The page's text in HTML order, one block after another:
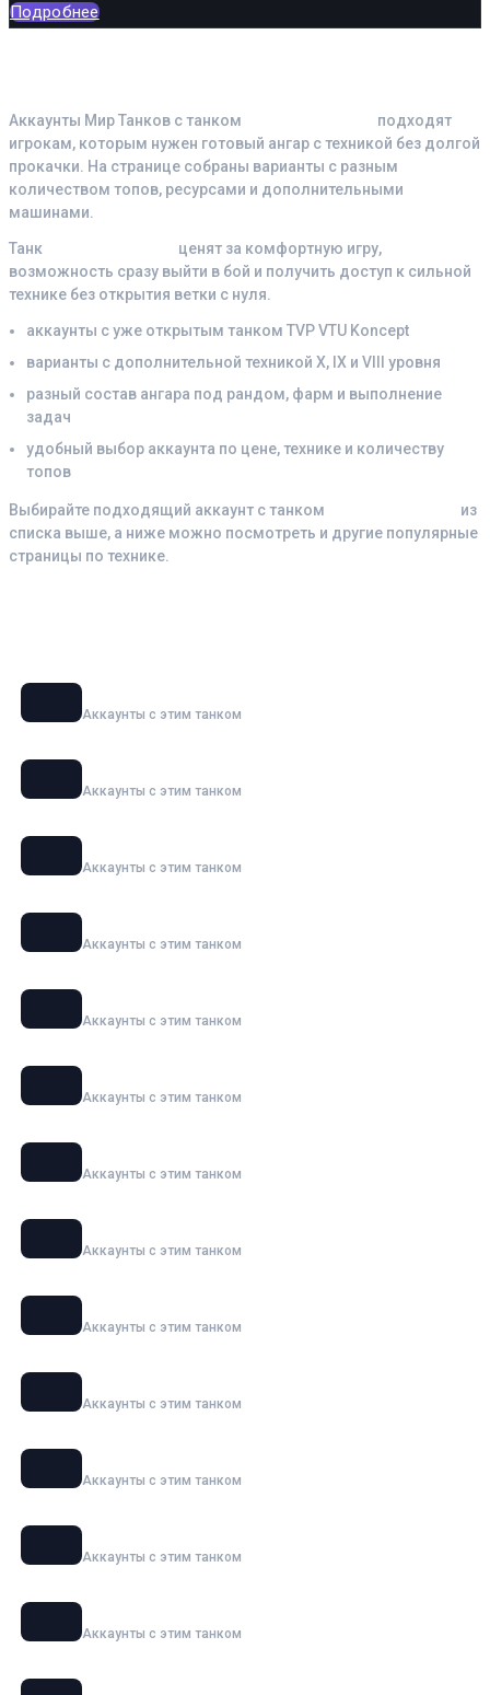
Подробнее
Аккаунты Мир Танков с танком
подходят
игрокам, которым нужен готовый ангар с техникой без долгой
прокачки. На странице собраны варианты с разным
количеством топов, ресурсами и дополнительными
машинами.
Танк
ценят за комфортную игру,
возможность сразу выйти в бой и получить доступ к сильной
технике без открытия ветки с нуля.
аккаунты с уже открытым танком TVP VTU Koncept
варианты с дополнительной техникой X, IX и VIII уровня
разный состав ангара под рандом, фарм и выполнение
задач
удобный выбор аккаунта по цене, технике и количеству
топов
Выбирайте подходящий аккаунт с танком
из
списка выше, а ниже можно посмотреть и другие популярные
страницы по технике.
Аккаунты с этим танком
Аккаунты с этим танком
Аккаунты с этим танком
Аккаунты с этим танком
Аккаунты с этим танком
Аккаунты с этим танком
Аккаунты с этим танком
Аккаунты с этим танком
Аккаунты с этим танком
Аккаунты с этим танком
Аккаунты с этим танком
Аккаунты с этим танком
Аккаунты с этим танком